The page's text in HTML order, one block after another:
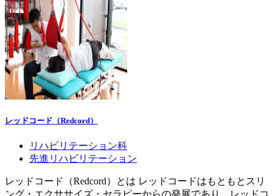
レッドコード（Redcord）
リハビリテーション科
先進リハビリテーション
レッドコード（Redcord）とは レッドコードはもともとスリ